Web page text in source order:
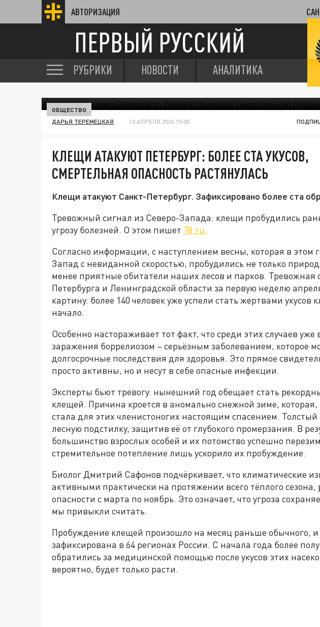
АВТОРИЗАЦИЯ
ПЕРВЫЙ РУССКИЙ
РУБРИКИ НОВОСТИ АНАЛИТИКА
ОБЩЕСТВО
ДАРЬЯ ТЕРЕМЕЦКАЯ 13 АПРЕЛЯ 2026 15:00
КЛЕЩИ АТАКУЮТ ПЕТЕРБУРГ: БОЛЕЕ СТА УКУСОВ,
СМЕРТЕЛЬНАЯ ОПАСНОСТЬ РАСТЯНУЛАСЬ
Клещи атакуют Санкт-Петербург. Зафиксировано более ста
Тревожный сигнал из Северо-Запада: клещи пробудились
угрозу болезней. О этом пишет 78.ru.
Согласно информации, с наступлением весны, которая в этом
Запад с невиданной скоростью, пробудились не только
менее приятные обитатели наших лесов и парков. Тревожная
Петербурга и Ленинградской области за первую неделю
картину: более 140 человек уже успели стать жертвами укусов
начало.
Особенно настораживает тот факт, что среди этих случаев
заражения боррелиозом – серьёзным заболеванием, которое
долгосрочные последствия для здоровья. Это прямое
просто активны, но и несут в себе опасные инфекции.
Эксперты бьют тревогу: нынешний год обещает стать
клещей. Причина кроется в аномально снежной зиме, которая,
стала для этих членистоногих настоящим спасением.
лесную подстилку, защитив её от глубокого промерзания. В
большинство взрослых особей и их потомство успешно
стремительное потепление лишь ускорило их пробуждение.
Биолог Дмитрий Сафонов подчёркивает, что климатические
активными практически на протяжении всего тёплого сезона,
опасности с марта по ноябрь. Это означает, что угроза
мы привыкли считать.
Пробуждение клещей произошло на месяц раньше обычного, и
зафиксирована в 64 регионах России. С начала года более
обратились за медицинской помощью после укусов этих
вероятно, будет только расти.